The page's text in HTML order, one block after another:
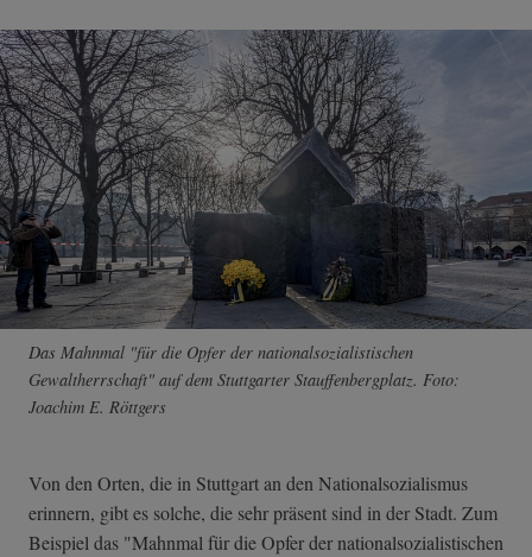
Das Mahnmal "für die Opfer der nationalsozialistischen
Gewaltherrschaft" auf dem Stuttgarter Stauffenbergplatz. Foto:
Joachim E. Röttgers
Von den Orten, die in Stuttgart an den Nationalsozialismus
erinnern, gibt es solche, die sehr präsent sind in der Stadt. Zum
Beispiel das "Mahnmal für die Opfer der nationalsozialistischen